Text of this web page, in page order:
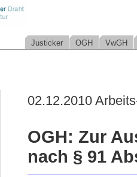
Justicker OGH VwGH
02.12.2010
OGH: Zur
nach § 91